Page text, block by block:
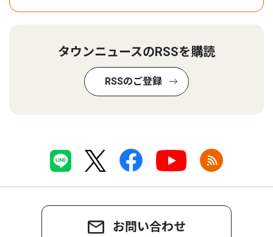
タウンニュースのRSSを購読
RSSのご登録
お問い合わせ